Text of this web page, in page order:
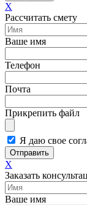
X
Рассчитать смету
Ваше имя
Телефон
Почта
Прикрепить файл
Я даю свое
Отправить
X
Заказать
Ваше имя